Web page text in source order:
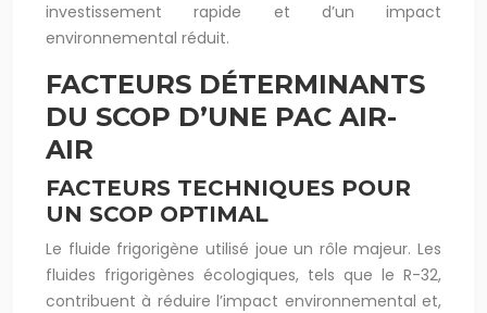
investissement rapide et d’un impact
environnemental réduit.
FACTEURS DÉTERMINANTS
DU SCOP D’UNE PAC AIR-
AIR
FACTEURS TECHNIQUES POUR
UN SCOP OPTIMAL
Le fluide frigorigène utilisé joue un rôle majeur. Les
fluides frigorigènes écologiques, tels que le R-32,
contribuent à réduire l’impact environnemental et,